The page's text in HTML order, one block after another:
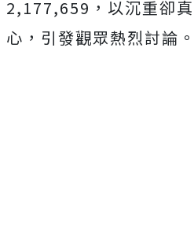
2,177,659，以沉重卻真
心，引發觀眾熱烈討論。